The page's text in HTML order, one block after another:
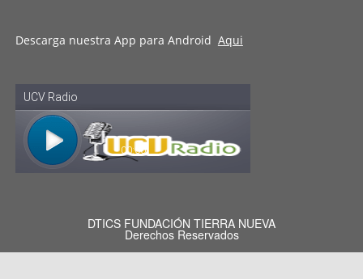
Descarga nuestra App para Android Aqui
DTICS FUNDACIÓN TIERRA NUEVA
Derechos Reservados